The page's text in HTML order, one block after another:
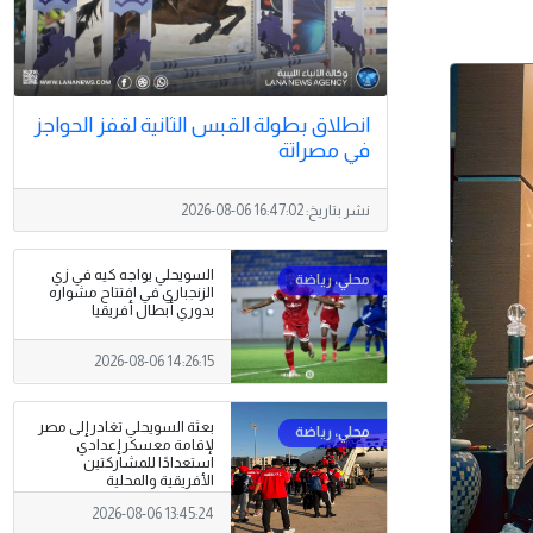
انطلاق بطولة القبس الثانية لقفز الحواجز
في مصراتة
نشر بتاريخ:2026-08-06 16:47:02
السويحلي يواجه كيه في زي
الزنجباري في افتتاح مشواره
بدوري أبطال أفريقيا
2026-08-06 14:26:15
بعثة السويحلي تغادر إلى مصر
لإقامة معسكر إعدادي
استعدادًا للمشاركتين
الأفريقية والمحلية
2026-08-06 13:45:24